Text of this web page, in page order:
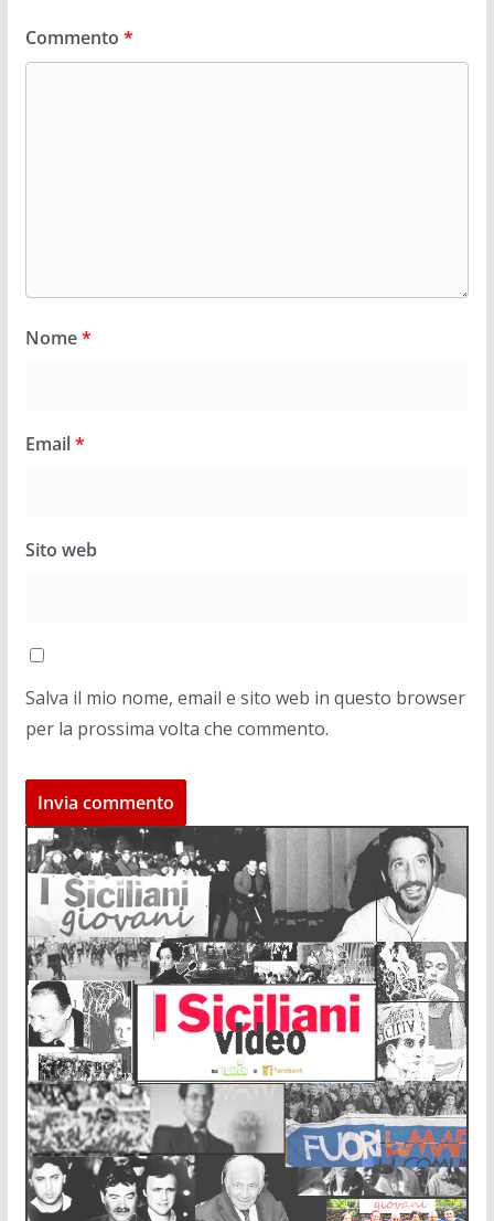
Commento *
Nome*
Email*
Sito web
Salva il mio nome, email e sito web in questo browser
per la prossima volta che commento.